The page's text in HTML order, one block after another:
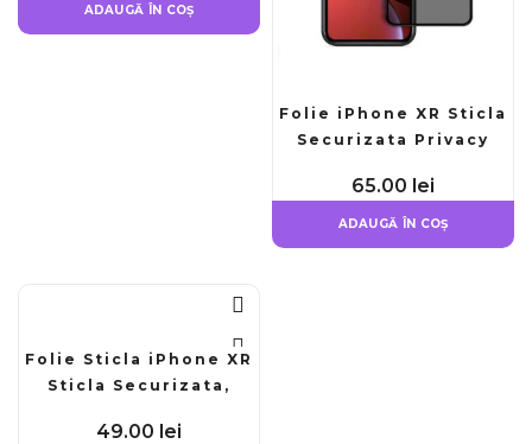
ADAUGĂ ÎN COȘ
Folie iPhone XR Sticla
Securizata Privacy
65.00 lei
ADAUGĂ ÎN COȘ
Folie Sticla iPhone XR
Sticla Securizata,
49.00 lei